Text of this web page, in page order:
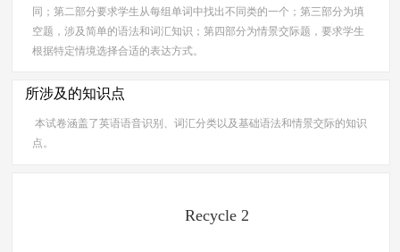
同；第二部分要求学生从每组单词中找出不同类的一个；第三部分为填
空题，涉及简单的语法和词汇知识；第四部分为情景交际题，要求学生
根据特定情境选择合适的表达方式。
所涉及的知识点
本试卷涵盖了英语语音识别、词汇分类以及基础语法和情景交际的知识
点。
Recycle 2